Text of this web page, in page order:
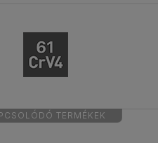
TERMÉKEK